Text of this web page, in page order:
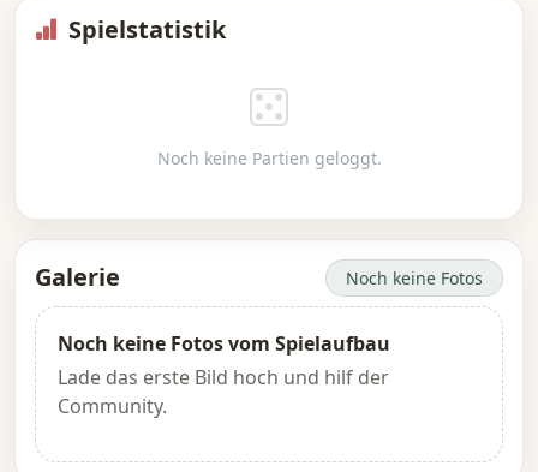
Spielstatistik
Noch keine Partien geloggt.
Galerie Noch keine Fotos
Noch keine Fotos vom Spielaufbau
Lade das erste Bild hoch und hilf der
Community.